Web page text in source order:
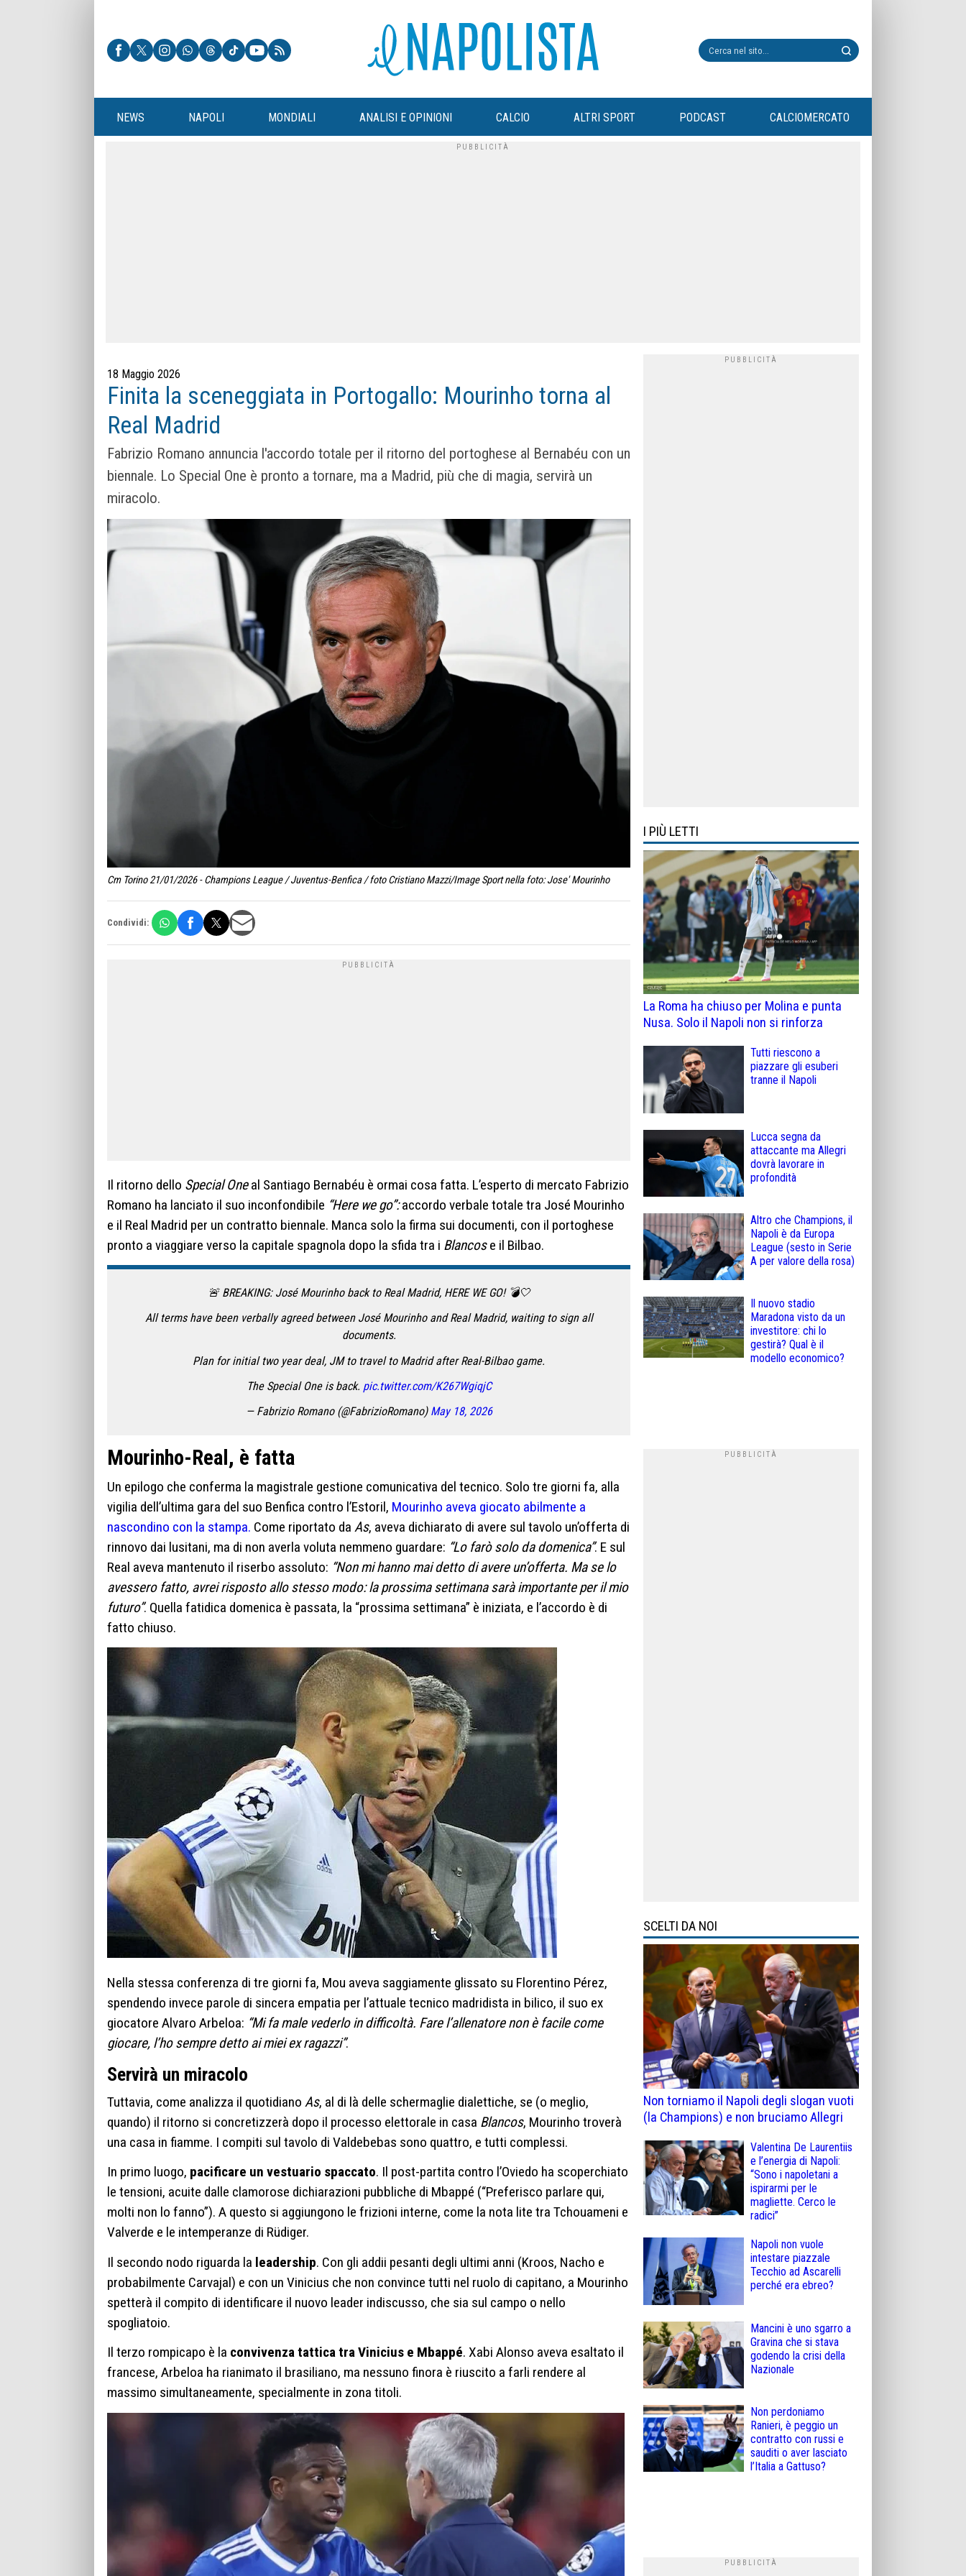
NEWS NAPOLI MONDIALI ANALISI E OPINIONI CALCIO ALTRI SPORT PODCAST CALCIOMERCATO
18 Maggio 2026
Finita la sceneggiata in Portogallo: Mourinho torna al
Real Madrid
Fabrizio Romano annuncia l'accordo totale per il ritorno del portoghese al Bernabéu con un
biennale. Lo Special One è pronto a tornare, ma a Madrid, più che di magia, servirà un
miracolo.
Cm Torino 21/01/2026 - Champions League / Juventus-Benfica / foto Cristiano Mazzi/Image Sport nella foto: Jose' Mourinho
Condividi:
Il ritorno dello Special Oneal Santiago Bernabéu è ormai cosa fatta. L’esperto di mercato Fabrizio
Romano ha lanciato il suo inconfondibile “Here we go”:accordo verbale totale tra José Mourinho
e il Real Madrid per un contratto biennale. Manca solo la firma sui documenti, con il portoghese
pronto a viaggiare verso la capitale spagnola dopo la sfida tra i Blancose il Bilbao.
🚨 BREAKING: José Mourinho back to Real Madrid, HERE WE GO! 💣🤍
All terms have been verbally agreed between José Mourinho and Real Madrid, waiting to sign all
documents.
Plan for initial two year deal, JM to travel to Madrid after Real-Bilbao game.
The Special One is back. pic.twitter.com/K267WgiqjC
— Fabrizio Romano (@FabrizioRomano) May 18, 2026
Mourinho-Real, è fatta
Un epilogo che conferma la magistrale gestione comunicativa del tecnico. Solo tre giorni fa, alla
vigilia dell’ultima gara del suo Benfica contro l’Estoril, Mourinho aveva giocato abilmente a
nascondino con la stampa. Come riportato da As, aveva dichiarato di avere sul tavolo un’offerta di
rinnovo dai lusitani, ma di non averla voluta nemmeno guardare: “Lo farò solo da domenica”. E sul
Real aveva mantenuto il riserbo assoluto: “Non mi hanno mai detto di avere un’offerta. Ma se lo
avessero fatto, avrei risposto allo stesso modo: la prossima settimana sarà importante per il mio
futuro”. Quella fatidica domenica è passata, la “prossima settimana” è iniziata, e l’accordo è di
fatto chiuso.
Nella stessa conferenza di tre giorni fa, Mou aveva saggiamente glissato su Florentino Pérez,
spendendo invece parole di sincera empatia per l’attuale tecnico madridista in bilico, il suo ex
giocatore Alvaro Arbeloa: “Mi fa male vederlo in difficoltà. Fare l’allenatore non è facile come
giocare, l’ho sempre detto ai miei ex ragazzi”.
Servirà un miracolo
Tuttavia, come analizza il quotidiano As, al di là delle schermaglie dialettiche, se (o meglio,
quando) il ritorno si concretizzerà dopo il processo elettorale in casa Blancos, Mourinho troverà
una casa in fiamme. I compiti sul tavolo di Valdebebas sono quattro, e tutti complessi.
In primo luogo, pacificare un vestuario spaccato. Il post-partita contro l’Oviedo ha scoperchiato
le tensioni, acuite dalle clamorose dichiarazioni pubbliche di Mbappé (“Preferisco parlare qui,
molti non lo fanno”). A questo si aggiungono le frizioni interne, come la nota lite tra Tchouameni e
Valverde e le intemperanze di Rüdiger.
Il secondo nodo riguarda la leadership. Con gli addii pesanti degli ultimi anni (Kroos, Nacho e
probabilmente Carvajal) e con un Vinicius che non convince tutti nel ruolo di capitano, a Mourinho
spetterà il compito di identificare il nuovo leader indiscusso, che sia sul campo o nello
spogliatoio.
Il terzo rompicapo è la convivenza tattica tra Vinicius e Mbappé. Xabi Alonso aveva esaltato il
francese, Arbeloa ha rianimato il brasiliano, ma nessuno finora è riuscito a farli rendere al
massimo simultaneamente, specialmente in zona titoli.
I PIÙ LETTI
La Roma ha chiuso per Molina e punta
Nusa. Solo il Napoli non si rinforza
Tutti riescono a
piazzare gli esuberi
tranne il Napoli
Lucca segna da
attaccante ma Allegri
dovrà lavorare in
profondità
Altro che Champions, il
Napoli è da Europa
League (sesto in Serie
A per valore della rosa)
Il nuovo stadio
Maradona visto da un
investitore: chi lo
gestirà? Qual è il
modello economico?
SCELTI DA NOI
Non torniamo il Napoli degli slogan vuoti
(la Champions) e non bruciamo Allegri
Valentina De Laurentiis
e l’energia di Napoli:
“Sono i napoletani a
ispirarmi per le
magliette. Cerco le
radici”
Napoli non vuole
intestare piazzale
Tecchio ad Ascarelli
perché era ebreo?
Mancini è uno sgarro a
Gravina che si stava
godendo la crisi della
Nazionale
Non perdoniamo
Ranieri, è peggio un
contratto con russi e
sauditi o aver lasciato
l’Italia a Gattuso?